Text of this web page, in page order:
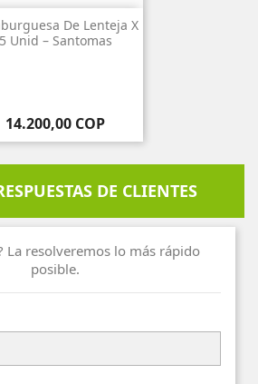
De Lenteja X
5 Unid – Santomas
Precio
14.200,00 COP
DE CLIENTES
La resolveremos lo más rápido
posible.